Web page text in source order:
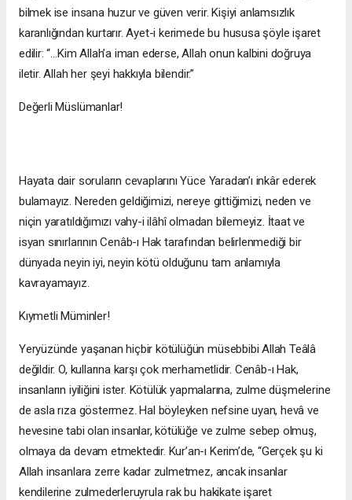
bilmek ise insana huzur ve güven verir. Kişiyi anlamsızlık
karanlığından kurtarır. Ayet-i kerimede bu hususa şöyle işaret
edilir: “…Kim Allah’a iman ederse, Allah onun kalbini doğruya
iletir. Allah her şeyi hakkıyla bilendir.”
Değerli Müslümanlar!
Hayata dair soruların cevaplarını Yüce Yaradan’ı inkâr ederek
bulamayız. Nereden geldiğimizi, nereye gittiğimizi, neden ve
niçin yaratıldığımızı vahy-i ilâhî olmadan bilemeyiz. İtaat ve
isyan sınırlarının Cenâb-ı Hak tarafından belirlenmediği bir
dünyada neyin iyi, neyin kötü olduğunu tam anlamıyla
kavrayamayız.
Kıymetli Müminler!
Yeryüzünde yaşanan hiçbir kötülüğün müsebbibi Allah Teâlâ
değildir. O, kullarına karşı çok merhametlidir. Cenâb-ı Hak,
insanların iyiliğini ister. Kötülük yapmalarına, zulme düşmelerine
de asla rıza göstermez. Hal böyleyken nefsine uyan, hevâ ve
hevesine tabi olan insanlar, kötülüğe ve zulme sebep olmuş,
olmaya da devam etmektedir. Kur’an-ı Kerim’de, “Gerçek şu ki
Allah insanlara zerre kadar zulmetmez, ancak insanlar
kendilerine zulmederleruyrula rak bu hakikate işaret